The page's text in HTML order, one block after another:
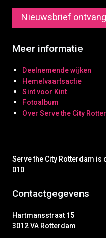
Nieuwsbrief
Meer informatie
Deelnemende wijken
Hemelvaartsactie
Sint voor Kint
Fotoalbum
Over Serve the City
Serve the City Rotterdam
010
Contactgegevens
Hartmansstraat 15
3012 VA Rotterdam